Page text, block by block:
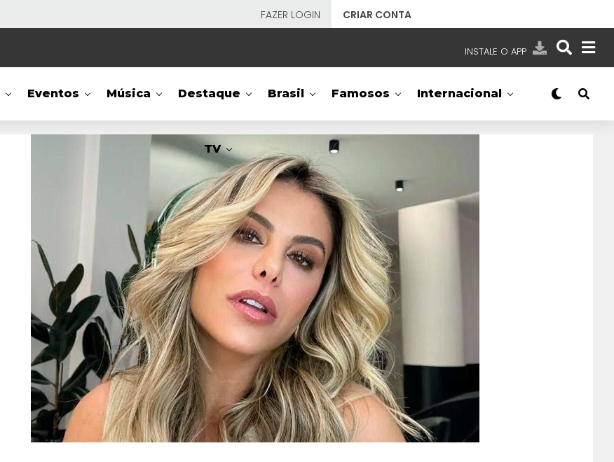
FAZER LOGIN CRIAR CONTA
INSTALE O APP
NOSSAS REDES APP TV SBT
SBT- SISTEMA BRASILEIRO DE TELEVISÃO
Eventos Música Destaque Brasil Famosos Internacional
TV